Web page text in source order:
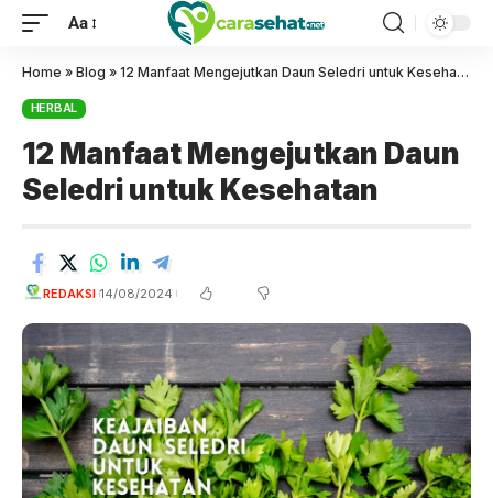
Aa
Home » Blog » 12 Manfaat Mengejutkan Daun Seledri untuk Kesehatan
HERBAL
12 Manfaat Mengejutkan Daun
Seledri untuk Kesehatan
REDAKSI 14/08/2024